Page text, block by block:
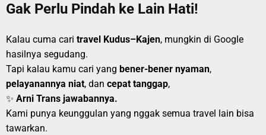
Gak Perlu Pindah ke Lain Hati!
Kalau cuma cari travel Kudus–Kajen, mungkin di Google
hasilnya segudang.
Tapi kalau kamu cari yang bener-bener nyaman,
pelayanannya niat, dan cepat tanggap,
✨ Arni Trans jawabannya.
Kami punya keunggulan yang nggak semua travel lain bisa
tawarkan.